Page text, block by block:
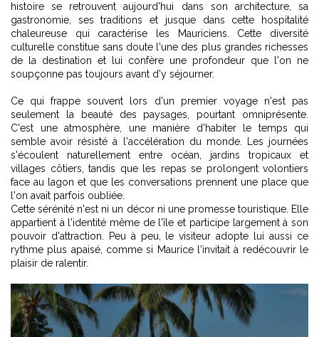
histoire se retrouvent aujourd'hui dans son architecture, sa
gastronomie, ses traditions et jusque dans cette hospitalité
chaleureuse qui caractérise les Mauriciens. Cette diversité
culturelle constitue sans doute l'une des plus grandes richesses
de la destination et lui confère une profondeur que l'on ne
soupçonne pas toujours avant d'y séjourner.
Ce qui frappe souvent lors d'un premier voyage n'est pas
seulement la beauté des paysages, pourtant omniprésente.
C'est une atmosphère, une manière d'habiter le temps qui
semble avoir résisté à l'accélération du monde. Les journées
s'écoulent naturellement entre océan, jardins tropicaux et
villages côtiers, tandis que les repas se prolongent volontiers
face au lagon et que les conversations prennent une place que
l'on avait parfois oubliée.
Cette sérénité n'est ni un décor ni une promesse touristique. Elle
appartient à l'identité même de l'île et participe largement à son
pouvoir d'attraction. Peu à peu, le visiteur adopte lui aussi ce
rythme plus apaisé, comme si Maurice l'invitait à redécouvrir le
plaisir de ralentir.